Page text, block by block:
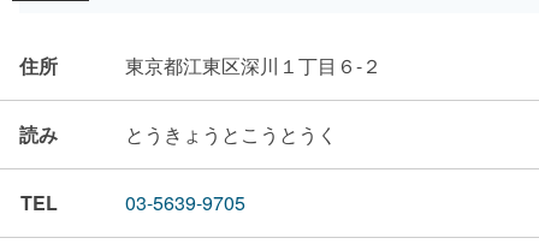
住所 東京都江東区深川１丁目６-２
読み とうきょうとこうとうく
TEL 03-5639-9705